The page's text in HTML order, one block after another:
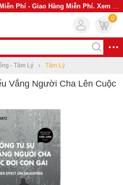
Phí - Giao Hàng Miễn Phí. Xem Ngay
0
- Tâm Lý Tâm Lý
Vắng Người Cha Lên Cuộc